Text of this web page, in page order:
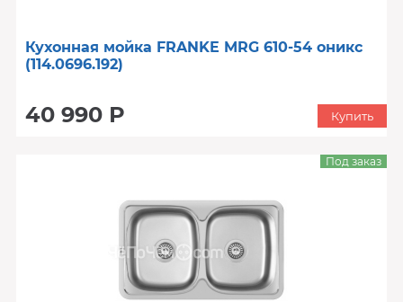
Кухонная мойка FRANKE MRG 610-54 оникс
(114.0696.192)
40 990 Р Купить
Под заказ